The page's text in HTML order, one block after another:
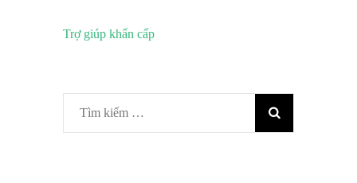
Trợ giúp khẩn cấp
Tìm
kiếm